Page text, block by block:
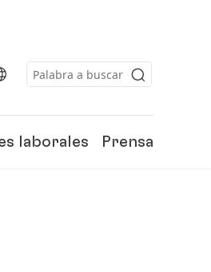
laborales Prensa